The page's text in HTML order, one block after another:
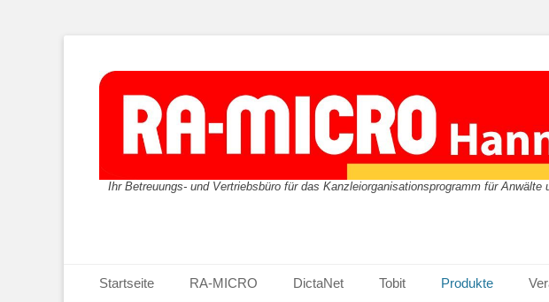
Ihr Betreuungs- und Vertriebsbüro für das Kanzleiorganisationsprogramm für Anwälte
Primäres Menü
Inhalt
Startseite RA-MICRO DictaNet Tobit Produkte